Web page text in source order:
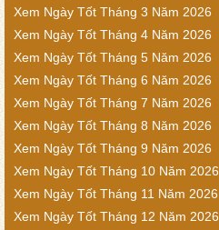
Xem Ngày Tốt Tháng 3 Năm 2026
Xem Ngày Tốt Tháng 4 Năm 2026
Xem Ngày Tốt Tháng 5 Năm 2026
Xem Ngày Tốt Tháng 6 Năm 2026
Xem Ngày Tốt Tháng 7 Năm 2026
Xem Ngày Tốt Tháng 8 Năm 2026
Xem Ngày Tốt Tháng 9 Năm 2026
Xem Ngày Tốt Tháng 10 Năm 2026
Xem Ngày Tốt Tháng 11 Năm 2026
Xem Ngày Tốt Tháng 12 Năm 2026